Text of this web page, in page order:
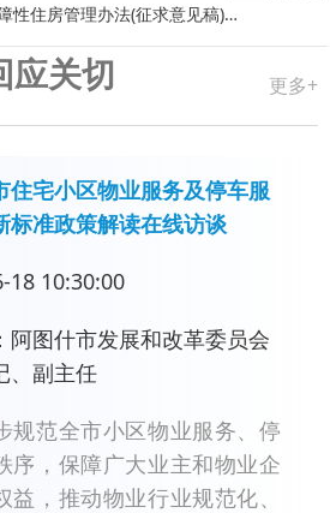
关于公开征求《阿图什市保障性住房管理办法(征求意见稿)》 意
应关切 更多+
住宅小区物业服务及停车服
标准政策解读在线访谈
18 10:30:00
阿图什市发展和改革委员会
、副主任
规范全市小区物业服务、停
序，保障广大业主和物业企
益，推动物业行业规范化、